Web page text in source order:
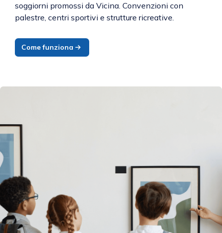
soggiorni promossi da Vicina. Convenzioni con
palestre, centri sportivi e strutture ricreative.
Come funziona